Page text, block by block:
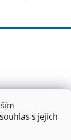
s jejich